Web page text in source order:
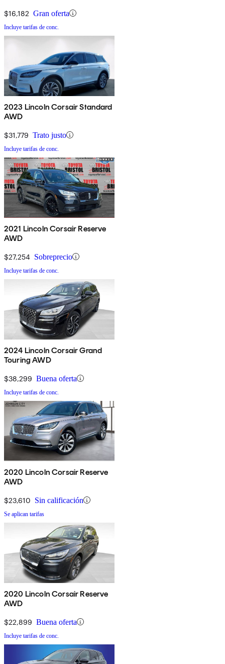
$16,182 Gran oferta
Incluye tarifas de conc.
2023 Lincoln Corsair Standard
AWD
$31,779 Trato justo
Incluye tarifas de conc.
2021 Lincoln Corsair Reserve
AWD
$27,254 Sobreprecio
Incluye tarifas de conc.
2024 Lincoln Corsair Grand
Touring AWD
$38,299 Buena oferta
Incluye tarifas de conc.
2020 Lincoln Corsair Reserve
AWD
$23,610 Sin calificación
Se aplican tarifas
2020 Lincoln Corsair Reserve
AWD
$22,899 Buena oferta
Incluye tarifas de conc.